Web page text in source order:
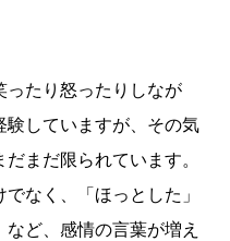
ったり怒ったりしなが
験していますが、その気
まだ限られています。
なく、「ほっとした」
など、感情の言葉が増え